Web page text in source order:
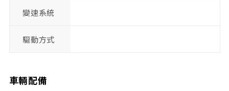
變速系統
驅動方式
車輛配備